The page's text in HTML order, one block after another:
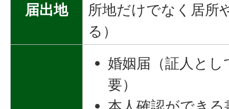
届出地
所地だけでなく居所
る）
婚姻届（証人と
要）